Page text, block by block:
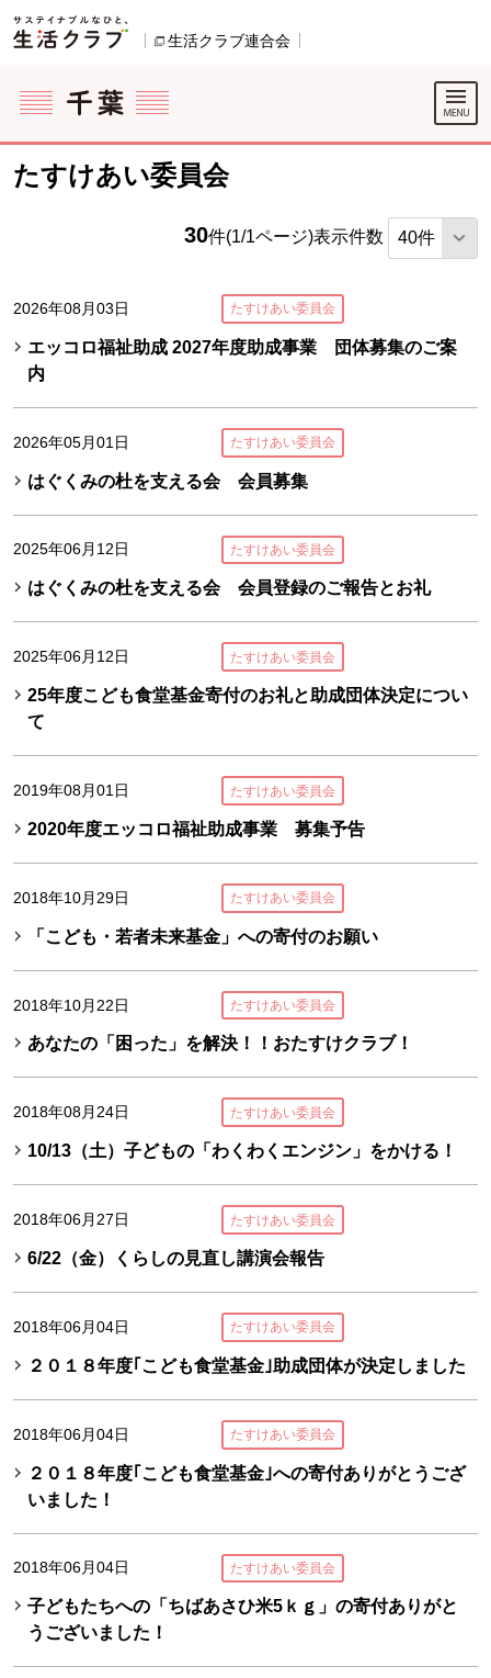
ページの先頭です。
生活クラブ連合会
ここからサイト内共通メニューです。
サイト内共通メニューをスキップする
サイト内共通メニューここまで。
たすけあい委員会
30件(1/1ページ)表示件数
2026年08月03日 たすけあい委員会
エッコロ福祉助成 2027年度助成事業 団体募集のご案
内
2026年05月01日 たすけあい委員会
はぐくみの杜を支える会 会員募集
2025年06月12日 たすけあい委員会
はぐくみの杜を支える会 会員登録のご報告とお礼
2025年06月12日 たすけあい委員会
25年度こども食堂基金寄付のお礼と助成団体決定につい
て
2019年08月01日 たすけあい委員会
2020年度エッコロ福祉助成事業 募集予告
2018年10月29日 たすけあい委員会
「こども・若者未来基金」への寄付のお願い
2018年10月22日 たすけあい委員会
あなたの「困った」を解決！！おたすけクラブ！
2018年08月24日 たすけあい委員会
10/13（土）子どもの「わくわくエンジン」をかける！
2018年06月27日 たすけあい委員会
6/22（金）くらしの見直し講演会報告
2018年06月04日 たすけあい委員会
２０１８年度｢こども食堂基金｣助成団体が決定しました
2018年06月04日 たすけあい委員会
２０１８年度｢こども食堂基金｣への寄付ありがとうござ
いました！
2018年06月04日 たすけあい委員会
子どもたちへの「ちばあさひ米5ｋｇ」の寄付ありがと
うございました！